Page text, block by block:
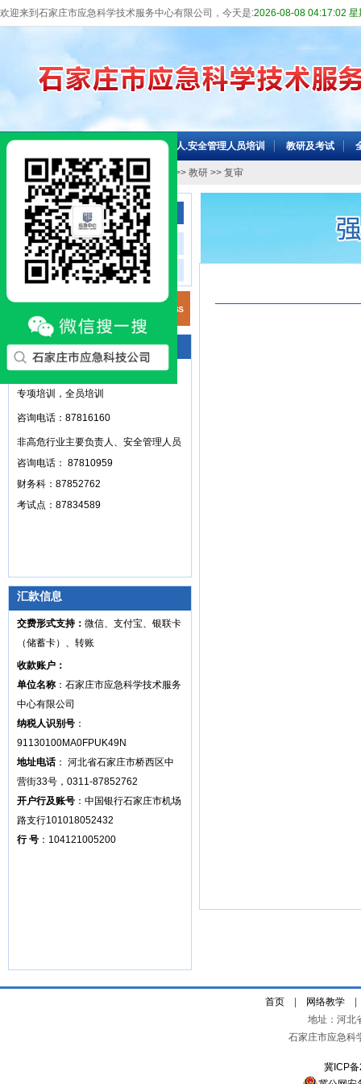
欢迎来到石家庄市应急科学技术服务中心有限公司，今天是:2026-08-08 04:17:02 星
主要负责人.安全管理人员培训 教研及考试
当前位置：网站首页 >> 教研及考试 >> 教研 >> 复审
全员培训、专项培训
注安培训
其他从业人员培训
咨询电话
高危行业主要负责人和安全管理人员，
专项培训，全员培训
咨询电话：87816160
非高危行业主要负责人、安全管理人员
咨询电话： 87810959
财务科：87852762
考试点：87834589
汇款信息
交费形式支持： 微信、支付宝、银联卡
（储蓄卡）、转账
收款账户：
单位名称 ：石家庄市应急科学技术服务
中心有限公司
纳税人识别号 ：
91130100MA0FPUK49N
地址电话： 河北省石家庄市桥西区中
营街33号，0311-87852762
开户行及账号 ：中国银行石家庄市机场
路支行101018052432
行 号 ：104121005200
首页 网络教学
地址：河北
石家庄市应急科
冀ICP